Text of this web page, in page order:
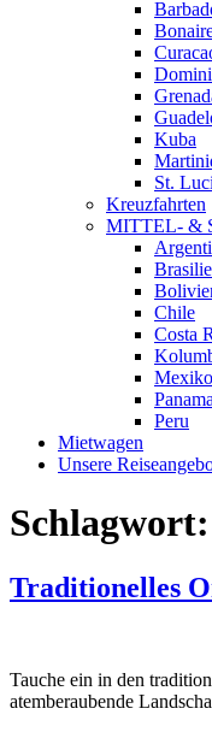
Kuba
St.
Kreuzfahrten
MITTEL- &
Chile
Costa
Mexiko
Panama
Peru
Mietwagen
Unsere
Schlagwort:
Traditionelles
Tauche ein in den
atemberaubende